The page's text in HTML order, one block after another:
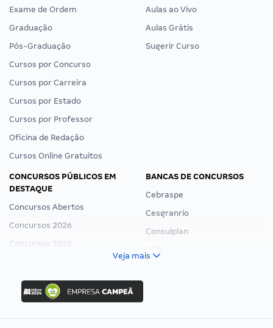
Exame de Ordem
Graduação
Pós-Graduação
Cursos por Concurso
Cursos por Carreira
Cursos por Estado
Cursos por Professor
Oficina de Redação
Cursos Online Gratuitos
Aulas ao Vivo
Aulas Grátis
Sugerir Curso
CONCURSOS PÚBLICOS EM
DESTAQUE
Concursos Abertos
Concursos 2026
Concursos 2025
Concurso Ibama
Concurso MPU
Editais publicados
BANCAS DE CONCURSOS
Cebraspe
Cesgranrio
Consulplan
Veja mais